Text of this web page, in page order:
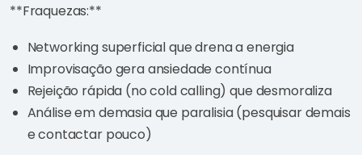
**Fraquezas:**
Networking superficial que drena a energia
Improvisação gera ansiedade contínua
Rejeição rápida (no cold calling) que desmoraliza
Análise em demasia que paralisia (pesquisar demais
e contactar pouco)